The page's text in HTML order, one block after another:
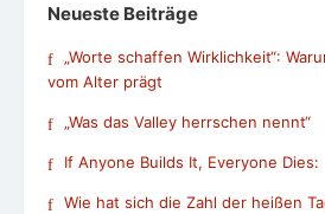
Neueste Beiträge
„Worte schaffen Wirklichkeit“:
vom Alter prägt
„Was das Valley herrschen nennt“
If Anyone Builds It, Everyone Dies:
Wie hat sich die Zahl der heißen